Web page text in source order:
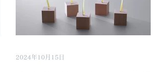
2024年10月15日